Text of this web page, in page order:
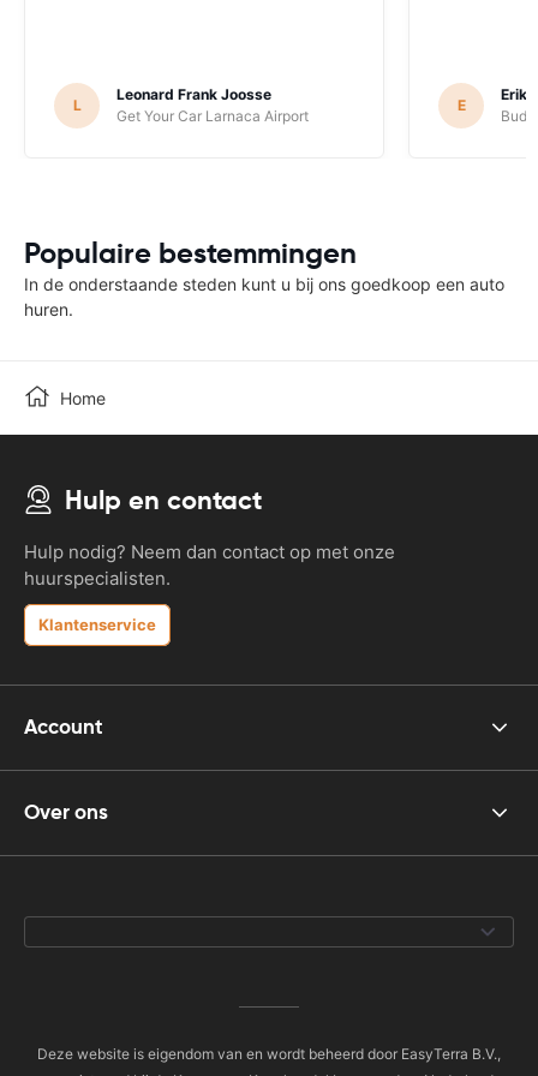
L
Leonard Frank Joosse
Get Your Car Larnaca Airport
E
Erik
Populaire bestemmingen
In de onderstaande steden kunt u bij ons goedkoop een auto
huren.
Home
Hulp en contact
Hulp nodig? Neem dan contact op met onze
huurspecialisten.
Klantenservice
Account
Over ons
Deze website is eigendom van en wordt beheerd door EasyTerra B.V.,